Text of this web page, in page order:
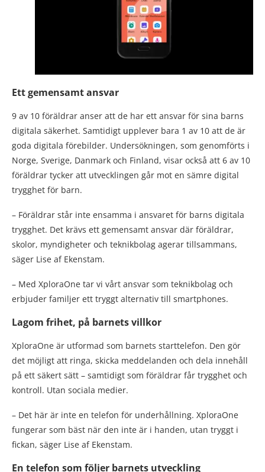
Ett gemensamt ansvar
9 av 10 föräldrar anser att de har ett ansvar för sina barns
digitala säkerhet. Samtidigt upplever bara 1 av 10 att de är
goda digitala förebilder. Undersökningen, som genomförts i
Norge, Sverige, Danmark och Finland, visar också att 6 av 10
föräldrar tycker att utvecklingen går mot en sämre digital
trygghet för barn.
– Föräldrar står inte ensamma i ansvaret för barns digitala
trygghet. Det krävs ett gemensamt ansvar där föräldrar,
skolor, myndigheter och teknikbolag agerar tillsammans,
säger Lise af Ekenstam.
– Med XploraOne tar vi vårt ansvar som teknikbolag och
erbjuder familjer ett tryggt alternativ till smartphones.
Lagom frihet, på barnets villkor
XploraOne är utformad som barnets starttelefon. Den gör
det möjligt att ringa, skicka meddelanden och dela innehåll
på ett säkert sätt – samtidigt som föräldrar får trygghet och
kontroll. Utan sociala medier.
– Det här är inte en telefon för underhållning. XploraOne
fungerar som bäst när den inte är i handen, utan tryggt i
fickan, säger Lise af Ekenstam.
En telefon som följer barnets utveckling